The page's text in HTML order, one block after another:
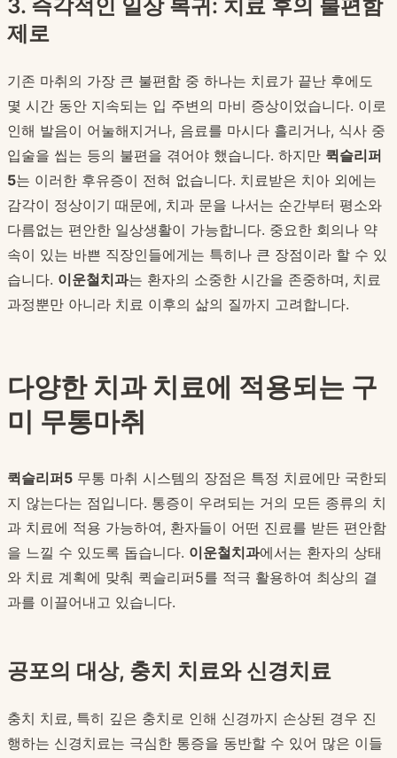
3. 즉각적인 일상 복귀: 치료 후의 불편함
제로
기존 마취의 가장 큰 불편함 중 하나는 치료가 끝난 후에도
몇 시간 동안 지속되는 입 주변의 마비 증상이었습니다. 이로
인해 발음이 어눌해지거나, 음료를 마시다 흘리거나, 식사 중
입술을 씹는 등의 불편을 겪어야 했습니다. 하지만 퀵슬리퍼
5는 이러한 후유증이 전혀 없습니다. 치료받은 치아 외에는
감각이 정상이기 때문에, 치과 문을 나서는 순간부터 평소와
다름없는 편안한 일상생활이 가능합니다. 중요한 회의나 약
속이 있는 바쁜 직장인들에게는 특히나 큰 장점이라 할 수 있
습니다. 이운철치과는 환자의 소중한 시간을 존중하며, 치료
과정뿐만 아니라 치료 이후의 삶의 질까지 고려합니다.
다양한 치과 치료에 적용되는 구
미 무통마취
퀵슬리퍼5 무통 마취 시스템의 장점은 특정 치료에만 국한되
지 않는다는 점입니다. 통증이 우려되는 거의 모든 종류의 치
과 치료에 적용 가능하여, 환자들이 어떤 진료를 받든 편안함
을 느낄 수 있도록 돕습니다. 이운철치과에서는 환자의 상태
와 치료 계획에 맞춰 퀵슬리퍼5를 적극 활용하여 최상의 결
과를 이끌어내고 있습니다.
공포의 대상, 충치 치료와 신경치료
충치 치료, 특히 깊은 충치로 인해 신경까지 손상된 경우 진
행하는 신경치료는 극심한 통증을 동반할 수 있어 많은 이들